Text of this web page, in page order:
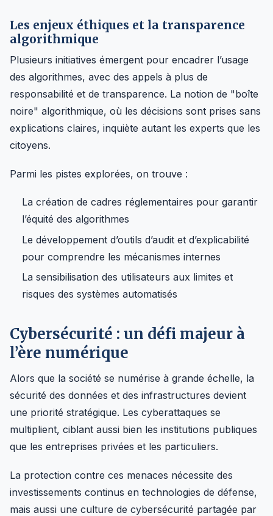
Les enjeux éthiques et la transparence
algorithmique
Plusieurs initiatives émergent pour encadrer l’usage
des algorithmes, avec des appels à plus de
responsabilité et de transparence. La notion de "boîte
noire" algorithmique, où les décisions sont prises sans
explications claires, inquiète autant les experts que les
citoyens.
Parmi les pistes explorées, on trouve :
La création de cadres réglementaires pour garantir
l’équité des algorithmes
Le développement d’outils d’audit et d’explicabilité
pour comprendre les mécanismes internes
La sensibilisation des utilisateurs aux limites et
risques des systèmes automatisés
Cybersécurité : un défi majeur à
l’ère numérique
Alors que la société se numérise à grande échelle, la
sécurité des données et des infrastructures devient
une priorité stratégique. Les cyberattaques se
multiplient, ciblant aussi bien les institutions publiques
que les entreprises privées et les particuliers.
La protection contre ces menaces nécessite des
investissements continus en technologies de défense,
mais aussi une culture de cybersécurité partagée par